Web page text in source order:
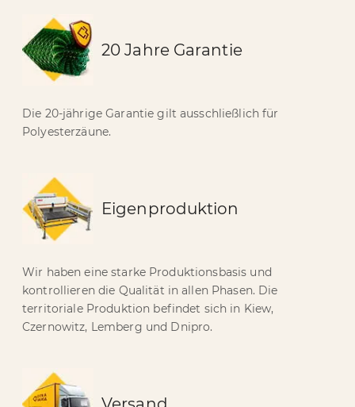
20 Jahre Garantie
Die 20-jährige Garantie gilt ausschließlich für
Polyesterzäune.
Eigenproduktion
Wir haben eine starke Produktionsbasis und
kontrollieren die Qualität in allen Phasen. Die
territoriale Produktion befindet sich in Kiew,
Czernowitz, Lemberg und Dnipro.